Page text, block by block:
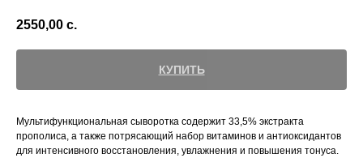
2550,00 с.
КУПИТЬ
Мультифункциональная сыворотка содержит 33,5% экстракта
прополиса, а также потрясающий набор витаминов и антиоксидантов
для интенсивного восстановления, увлажнения и повышения тонуса.